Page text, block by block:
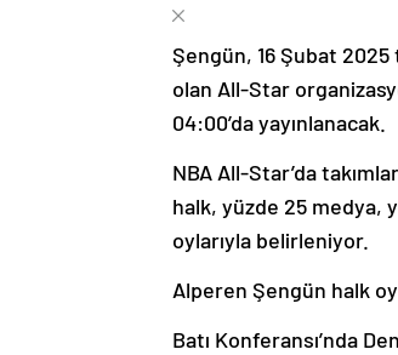
Şengün, 16 Şubat
olan All-Star
04:00’da yayınlanacak.
NBA All-Star’da
halk, yüzde 25 medya,
oylarıyla belirleniyor.
Alperen Şengün halk
Batı Konferansı’nda